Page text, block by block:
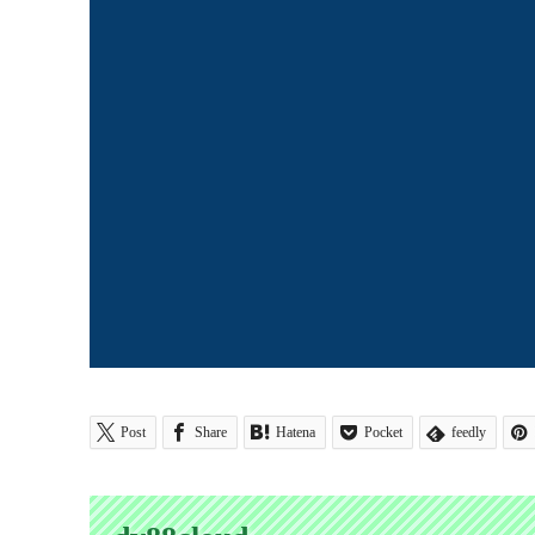
Post Share Hatena Pocket feedly